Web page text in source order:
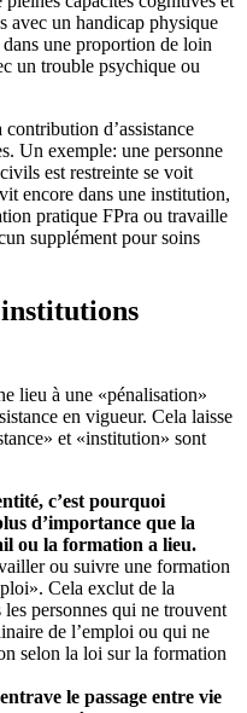
avec un handicap physique
une proportion de loin
un trouble psychique ou
d’assistance
Un exemple: une personne
est restreinte se voit
encore dans une institution,
pratique FPra ou travaille
supplément pour soins
lieu à une «pénalisation»
en vigueur. Cela laisse
et «institution» sont
c’est pourquoi
d’importance que la
ou la formation a lieu.
ou suivre une formation
Cela exclut de la
personnes qui ne trouvent
de l’emploi ou qui ne
selon la loi sur la formation
le passage entre vie